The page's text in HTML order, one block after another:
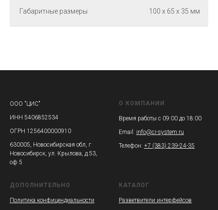
Габаритные размеры 100 x 65 x 35 мм
ООО "ЦИС"
ИНН 5406852534
ОГРН 1256400000910
630005, Новосибирская обл, г
Новосибирск, ул. Крылова, д.53,
оф 5
О КОМПАНИИ
Время работы с 09:00 до 18:00
Email: info@ci-system.ru
Телефон: +7 (383) 239-24-35
ДОПОЛНИТЕЛЬНО
Политика конфицендиальности
КАТАЛОГ
Разветвители интерфейсов